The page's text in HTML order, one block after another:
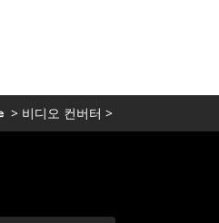
> 비디오 컨버터 >